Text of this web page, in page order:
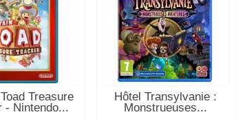
Treasure
- Nintendo...
Hôtel Transylvanie :
Monstrueuses...